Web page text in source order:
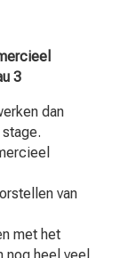
3
dan
van
met het